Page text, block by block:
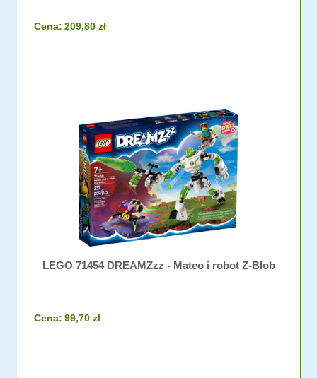
Cena: 209,80 zł
LEGO 71454 DREAMZzz - Mateo i robot Z-Blob
Cena: 99,70 zł